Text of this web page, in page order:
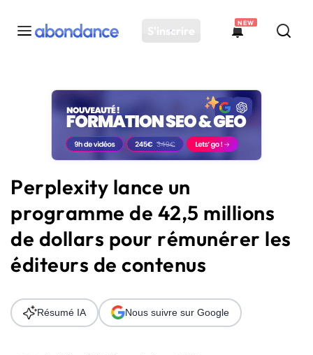
S'inscrire
NEW
Toutes les actus
Actus SEO
Plateforme
Solutions
Ressources
Audit SEO
Perplexity lance un
programme de 42,5 millions
de dollars pour rémunérer les
éditeurs de contenus
Résumé IA Nous suivre sur Google